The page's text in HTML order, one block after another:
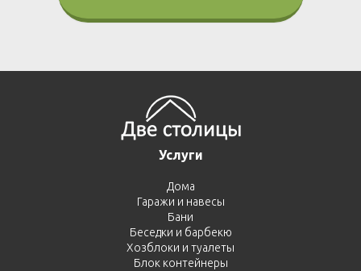
Услуги
Дома
Гаражи и навесы
Бани
Беседки и барбекю
Хозблоки и туалеты
Блок контейнеры